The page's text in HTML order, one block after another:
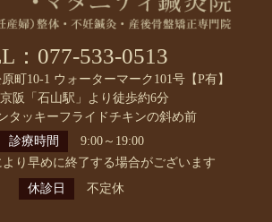
：077-533-0513
町10-1 ウォーターマーク101号【P有】
阪「石山駅」より徒歩約6分
タッキーフライドチキンの斜め前
診療時間
9:00～19:00
り早めに終了する場合がございます
休診日
不定休